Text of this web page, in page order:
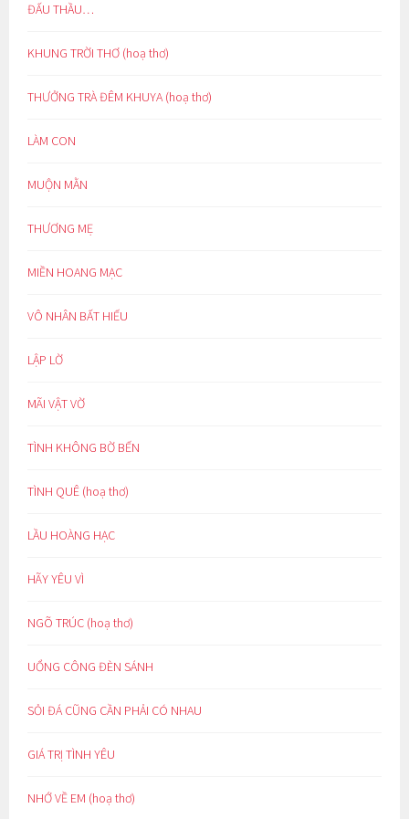
ĐẤU THẦU…
KHUNG TRỜI THƠ (hoạ thơ)
THƯỞNG TRÀ ĐÊM KHUYA (hoạ thơ)
LÀM CON
MUỘN MẰN
THƯƠNG MẸ
MIỀN HOANG MẠC
VÔ NHÂN BẤT HIẾU
LẬP LỜ
MÃI VẬT VỜ
TÌNH KHÔNG BỜ BẾN
TÌNH QUÊ (hoạ thơ)
LẦU HOÀNG HẠC
HÃY YÊU VÌ
NGÕ TRÚC (hoạ thơ)
UỔNG CÔNG ĐÈN SÁNH
SỎI ĐÁ CŨNG CẦN PHẢI CÓ NHAU
GIÁ TRỊ TÌNH YÊU
NHỚ VỀ EM (hoạ thơ)